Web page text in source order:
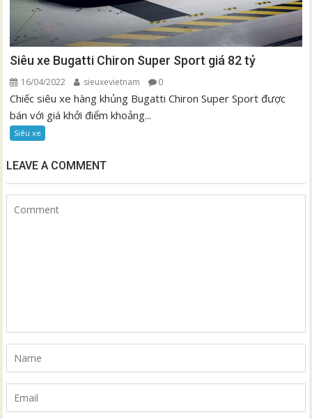
Siêu xe Bugatti Chiron Super Sport giá 82 tỷ
16/04/2022 sieuxevietnam 0
Chiếc siêu xe hàng khủng Bugatti Chiron Super Sport được
bán với giá khởi điểm khoảng...
Siêu xe
LEAVE A COMMENT